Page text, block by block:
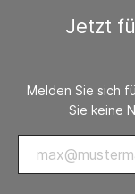
Jetzt
Melden Sie sich
Sie keine